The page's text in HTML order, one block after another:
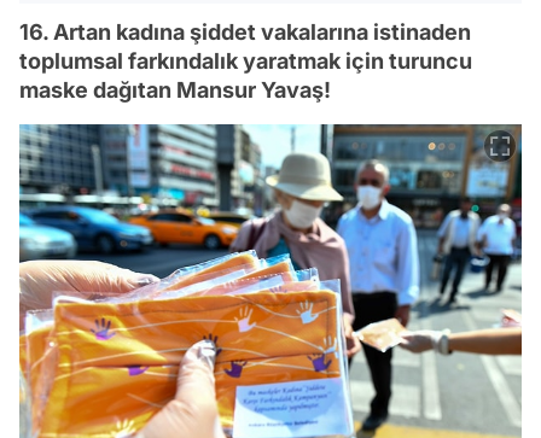
16. Artan kadına şiddet vakalarına istinaden
toplumsal farkındalık yaratmak için turuncu
maske dağıtan Mansur Yavaş!